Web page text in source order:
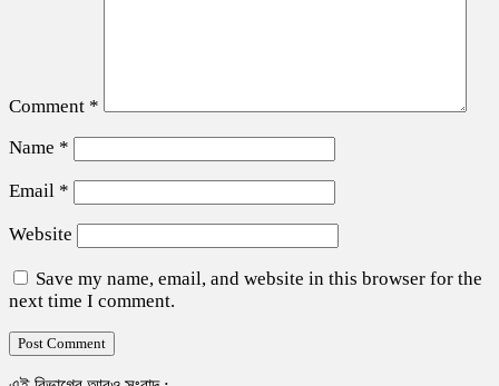
Comment *
Name *
Email *
Website
Save my name, email, and website in this browser for the
next time I comment.